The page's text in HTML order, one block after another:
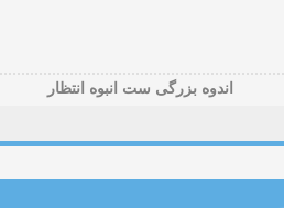
اندوه بزرگی ست انبوه انتظار